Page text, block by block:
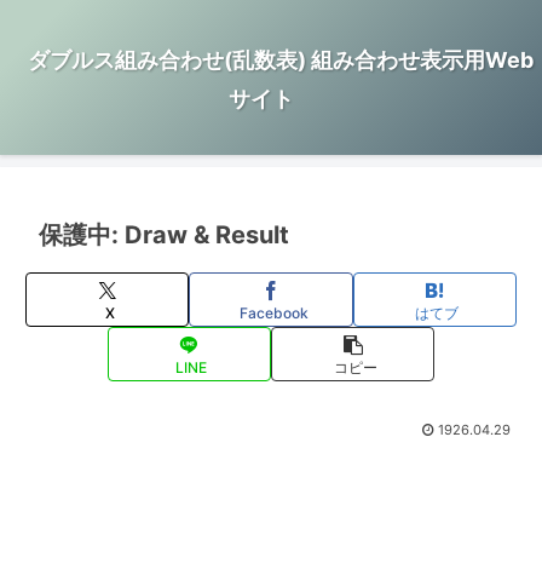
ダブルス組み合わせ(乱数表) 組み合わせ表示用Web
サイト
保護中: Draw & Result
X Facebook はてブ
LINE コピー
1926.04.29